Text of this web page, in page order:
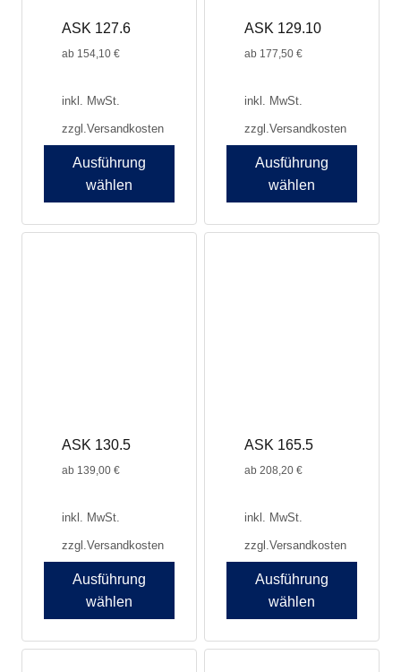
ASK 127.6
ab 154,10 €
inkl. MwSt.
zzgl.Versandkosten
Ausführung
wählen
ASK 129.10
ab 177,50 €
inkl. MwSt.
zzgl.Versandkosten
Ausführung
wählen
ASK 130.5
ab 139,00 €
inkl. MwSt.
zzgl.Versandkosten
Ausführung
wählen
ASK 165.5
ab 208,20 €
inkl. MwSt.
zzgl.Versandkosten
Ausführung
wählen